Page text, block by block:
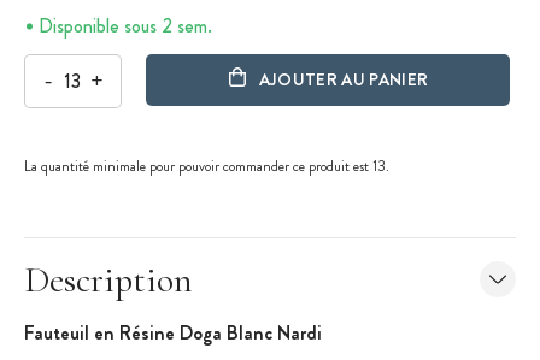
Disponible sous 2 sem.
- + AJOUTER AU PANIER
La quantité minimale pour pouvoir commander ce produit est 13.
Description
Fauteuil en Résine Doga Blanc Nardi